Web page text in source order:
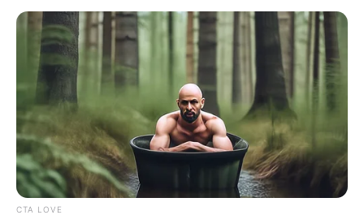
CTA LOVE